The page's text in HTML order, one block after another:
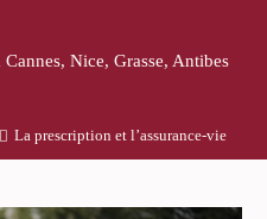
Nice, Grasse, Antibes
La prescription et l’assurance-vie